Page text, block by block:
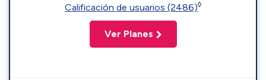
Calificación de usuarios (2486)◊
Ver Planes